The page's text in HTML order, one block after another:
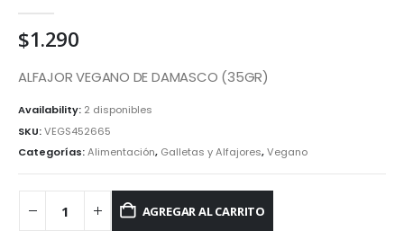
$1.290
ALFAJOR VEGANO DE DAMASCO (35GR)
Availability: 2 disponibles
SKU:VEGS452665
Categorías:Alimentación, Galletas y Alfajores,Vegano
AGREGAR AL CARRITO